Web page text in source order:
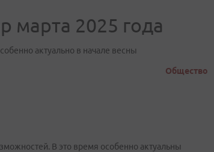
2025 года
актуально в начале весны
Общество
В это время особенно актуальны